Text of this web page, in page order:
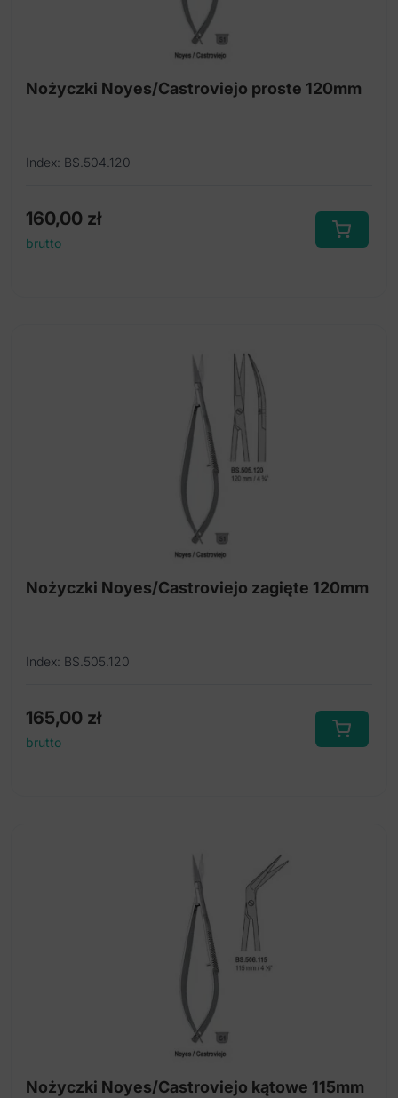
Nożyczki Noyes/Castroviejo proste 120mm
Index: BS.504.120
160,00 zł
brutto
Nożyczki Noyes/Castroviejo zagięte 120mm
Index: BS.505.120
165,00 zł
brutto
Nożyczki Noyes/Castroviejo kątowe 115mm